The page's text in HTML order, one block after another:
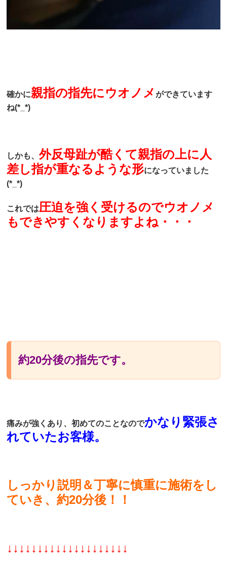
確かに親指の指先にウオノメができています
ね(*_*)
しかも、外反母趾が酷くて親指の上に人
差し指が重なるような形になっていました
(*_*)
これでは圧迫を強く受けるのでウオノメ
もできやすくなりますよね・・・
約20分後の指先です。
痛みが強くあり、初めてのことなのでかなり緊張さ
れていたお客様。
しっかり説明＆丁寧に慎重に施術をし
ていき、約20分後！！
↓↓↓↓↓↓↓↓↓↓↓↓↓↓↓↓↓↓↓↓